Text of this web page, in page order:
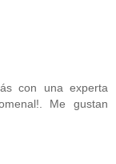
con una experta
Me gustan